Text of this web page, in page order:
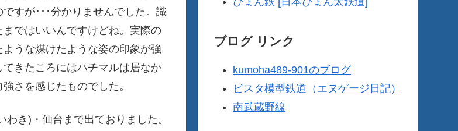
すが･･･分かりませんでした。識
ではいいんですけどね。実際の
うな煤けたような姿の印象が強
きたころにはハチマルは居なか
さを感じたものでした。
き)・仙台まで出ておりました。
ブログ リンク
kumoha489-901のブログ
ビスタ模型鉄道（エヌゲージ日記）
南武蔵野線